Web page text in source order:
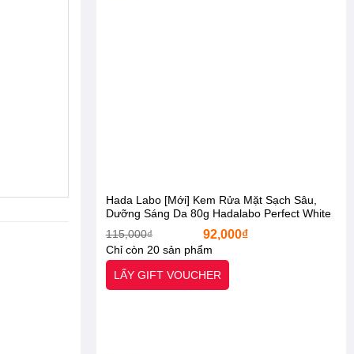
Hada Labo [Mới] Kem Rửa Mặt Sạch Sâu,
Dưỡng Sáng Da 80g Hadalabo Perfect White
T.X.A Cleanser [Otel-StarX- Chính Hãng]
115,000₫
Giá
gốc
là:
115,000₫.
92,000₫
Chỉ còn 20 sản phẩm
LẤY GIFT VOUCHER